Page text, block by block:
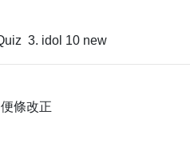
3. idol 10 new
條改正